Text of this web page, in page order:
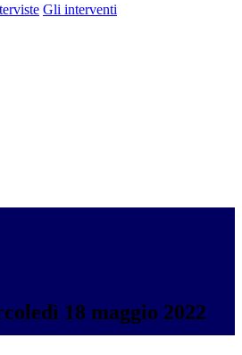
Gli interventi
18 maggio 2022